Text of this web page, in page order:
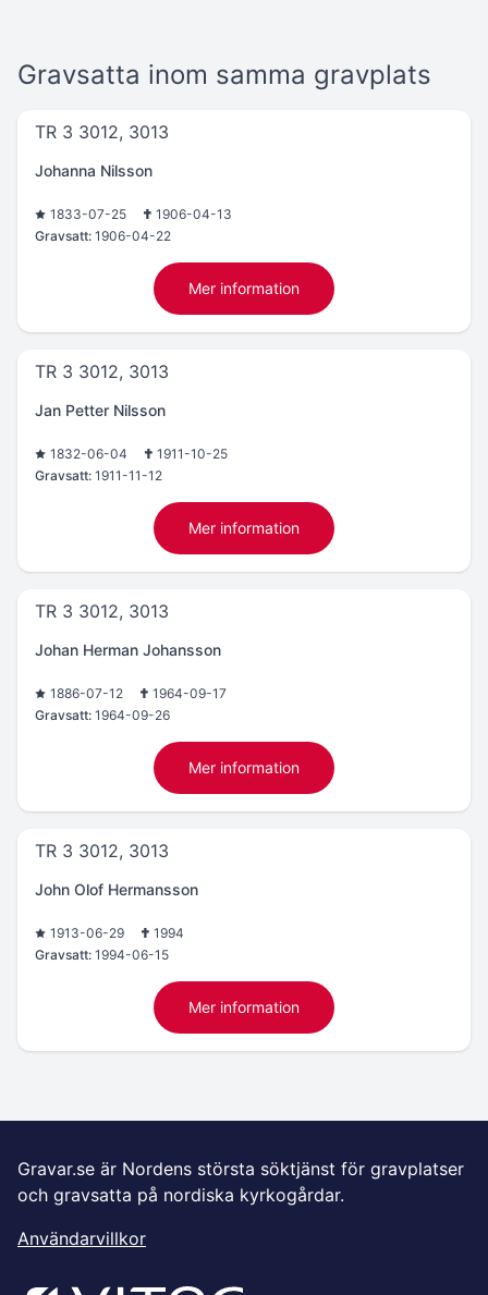
Gravsatta inom samma gravplats
TR 3 3012, 3013
Johanna Nilsson
1833-07-25
1906-04-13
Gravsatt: 1906-04-22
Mer information
TR 3 3012, 3013
Jan Petter Nilsson
1832-06-04
1911-10-25
Gravsatt: 1911-11-12
Mer information
TR 3 3012, 3013
Johan Herman Johansson
1886-07-12
1964-09-17
Gravsatt: 1964-09-26
Mer information
TR 3 3012, 3013
John Olof Hermansson
1913-06-29
1994
Gravsatt: 1994-06-15
Mer information
Gravar.se är Nordens största söktjänst för gravplatser
och gravsatta på nordiska kyrkogårdar.
Användarvillkor